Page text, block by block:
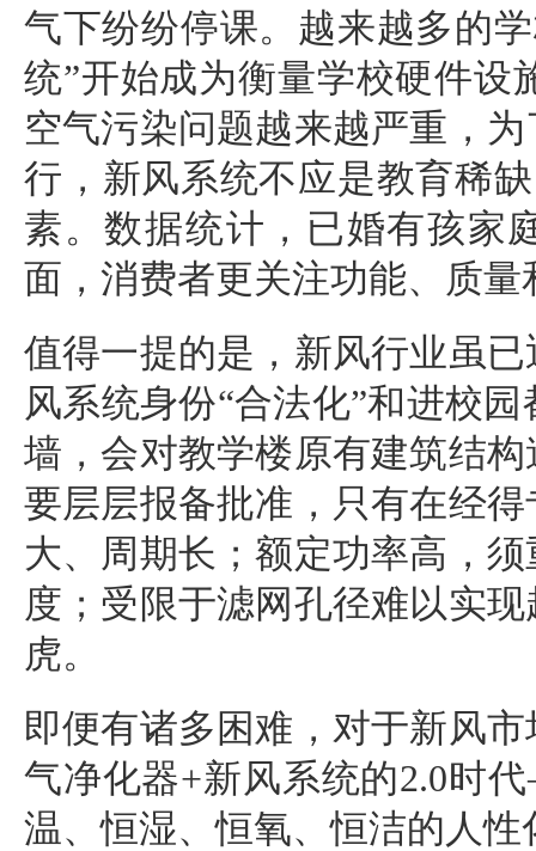
气下纷纷停课。越来越多的
统”开始成为衡量学校硬件设
空气污染问题越来越严重，
行， 新风系统不应是教育稀
素。数据统计，已婚有孩家
面，消费者更关注功能、质量
值得一提的是，新风行业虽
风系统身份“合法化”和进校
墙，会对教学楼原有建筑结
要层层报备批准，只有在经
大、周期长；额定功率高，
度；受限于滤网孔径难以实
虎。
即便有诸多困难，对于新风
气净化器+新风系统的2.0时
温、恒湿、恒氧、恒洁的人性